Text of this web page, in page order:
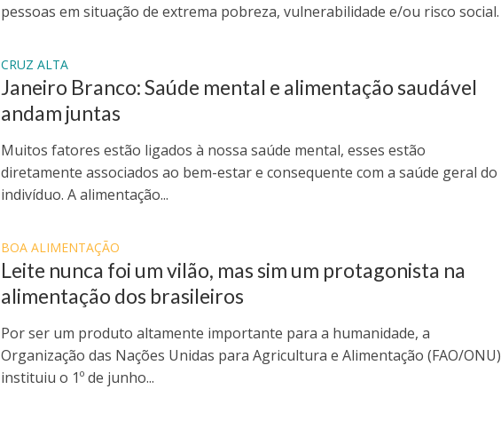
pessoas em situação de extrema pobreza, vulnerabilidade e/ou risco social.
CRUZ ALTA
Janeiro Branco: Saúde mental e alimentação saudável
andam juntas
Muitos fatores estão ligados à nossa saúde mental, esses estão
diretamente associados ao bem-estar e consequente com a saúde geral do
indivíduo. A alimentação...
BOA ALIMENTAÇÃO
Leite nunca foi um vilão, mas sim um protagonista na
alimentação dos brasileiros
Por ser um produto altamente importante para a humanidade, a
Organização das Nações Unidas para Agricultura e Alimentação (FAO/ONU)
instituiu o 1º de junho...